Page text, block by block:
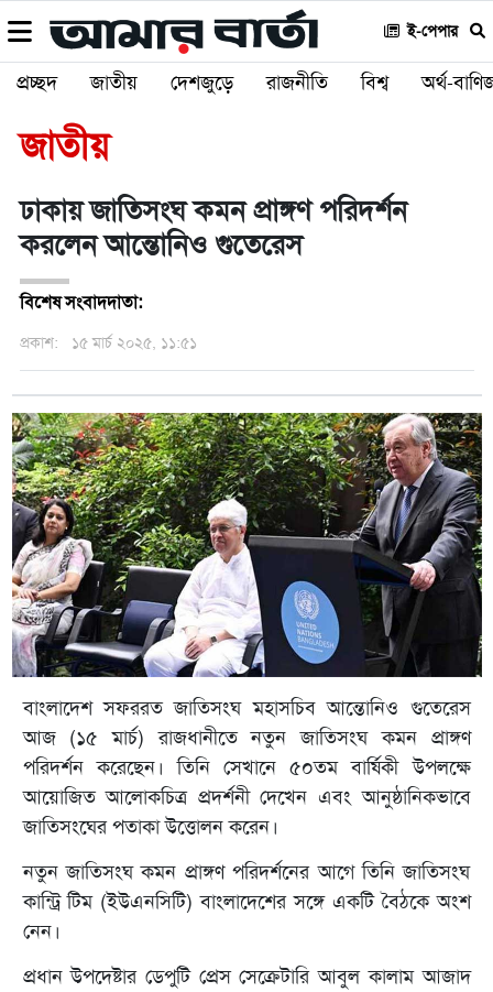
ই-পেপার
প্রচ্ছদ জাতীয় দেশজুড়ে রাজনীতি বিশ্ব অর্থ-
জাতীয়
ঢাকায় জাতিসংঘ কমন প্রাঙ্গণ পরিদর্শন
করলেন আন্তোনিও গুতেরেস
বিশেষ সংবাদদাতা:
প্রকাশ: ১৫ মার্চ ২০২৫, ১১:৫১
বাংলাদেশ সফররত জাতিসংঘ মহাসচিব আন্তোনিও গুতেরেস
আজ (১৫ মার্চ) রাজধানীতে নতুন জাতিসংঘ কমন প্রাঙ্গণ
পরিদর্শন করেছেন। তিনি সেখানে ৫০তম বার্ষিকী উপলক্ষে
আয়োজিত আলোকচিত্র প্রদর্শনী দেখেন এবং আনুষ্ঠানিকভাবে
জাতিসংঘের পতাকা উত্তোলন করেন।
নতুন জাতিসংঘ কমন প্রাঙ্গণ পরিদর্শনের আগে তিনি জাতিসংঘ
কান্ট্রি টিম (ইউএনসিটি) বাংলাদেশের সঙ্গে একটি বৈঠকে অংশ
নেন।
প্রধান উপদেষ্টার ডেপুটি প্রেস সেক্রেটারি আবুল কালাম আজাদ